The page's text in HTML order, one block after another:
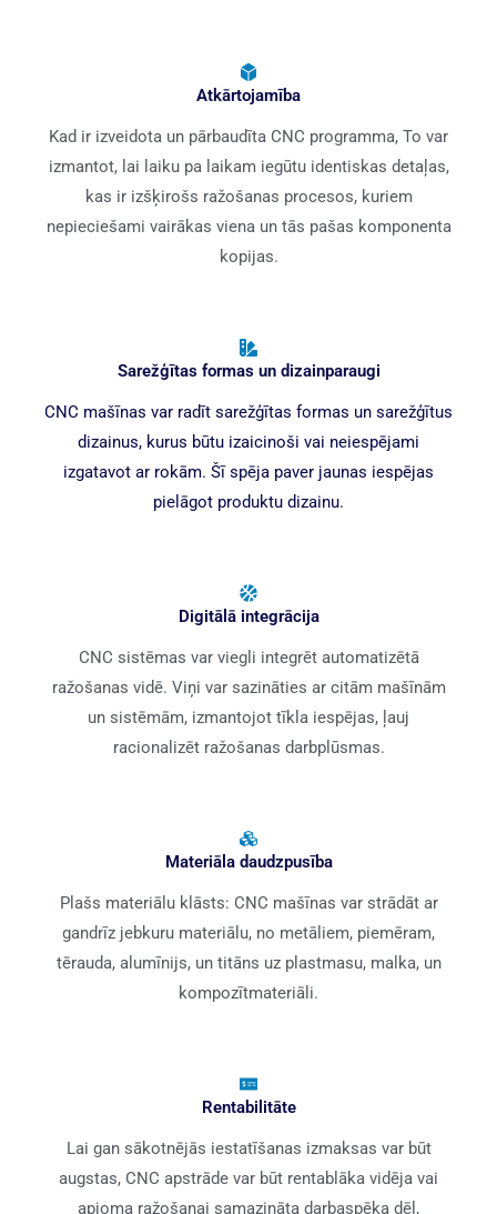
Atkārtojamība
Kad ir izveidota un pārbaudīta CNC programma, To var
izmantot, lai laiku pa laikam iegūtu identiskas detaļas,
kas ir izšķirošs ražošanas procesos, kuriem
nepieciešami vairākas viena un tās pašas komponenta
kopijas.
Sarežģītas formas un dizainparaugi
CNC mašīnas var radīt sarežģītas formas un sarežģītus
dizainus, kurus būtu izaicinoši vai neiespējami
izgatavot ar rokām. Šī spēja paver jaunas iespējas
pielāgot produktu dizainu.
Digitālā integrācija
CNC sistēmas var viegli integrēt automatizētā
ražošanas vidē. Viņi var sazināties ar citām mašīnām
un sistēmām, izmantojot tīkla iespējas, ļauj
racionalizēt ražošanas darbplūsmas.
Materiāla daudzpusība
Plašs materiālu klāsts: CNC mašīnas var strādāt ar
gandrīz jebkuru materiālu, no metāliem, piemēram,
tērauda, alumīnijs, un titāns uz plastmasu, malka, un
kompozītmateriāli.
Rentabilitāte
Lai gan sākotnējās iestatīšanas izmaksas var būt
augstas, CNC apstrāde var būt rentablāka vidēja vai
apjoma ražošanai samazināta darbaspēka dēļ,